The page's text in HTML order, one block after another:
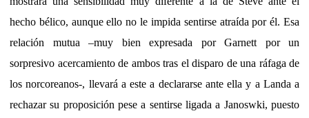
hecho bélico, aunque ello no le impida sentirse atraída por él. Esa
relación mutua –muy bien expresada por Garnett por un
sorpresivo acercamiento de ambos tras el disparo de una ráfaga de
los norcoreanos-, llevará a este a declararse ante ella y a Landa a
rechazar su proposición pese a sentirse ligada a Janoswki, puesto